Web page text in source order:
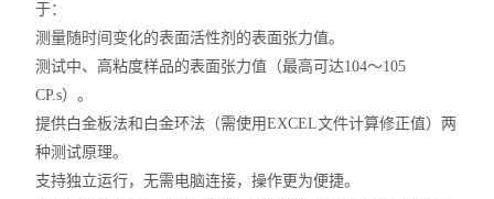
于：
测量随时间变化的表面活性剂的表面张力值。
测试中、高粘度样品的表面张力值（最高可达104～105
CP.s）。
提供白金板法和白金环法（需使用EXCEL文件计算修正值）两
种测试原理。
支持独立运行，无需电脑连接，操作更为便捷。